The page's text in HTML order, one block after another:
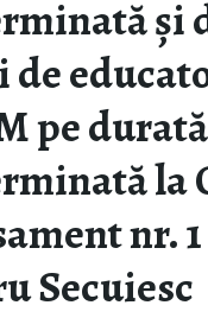
și
pe durată
la
nr. 1
Secuiesc